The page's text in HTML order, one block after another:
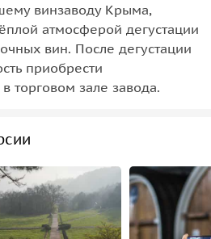
винзаводу Крыма,
атмосферой дегустации
вин. После дегустации
приобрести
торговом зале завода.